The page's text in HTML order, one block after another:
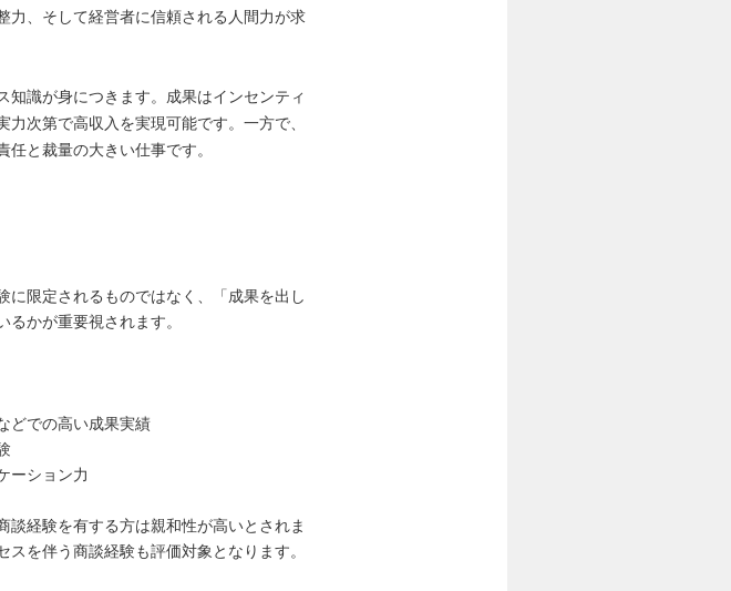
力、そして経営者に信頼される人間力が求
識が身につきます。成果はインセンティ
次第で高収入を実現可能です。一方で、
と裁量の大きい仕事です。
に限定されるものではなく、「成果を出し
かが重要視されます。
どでの高い成果実績
ーション力
経験を有する方は親和性が高いとされま
を伴う商談経験も評価対象となります。